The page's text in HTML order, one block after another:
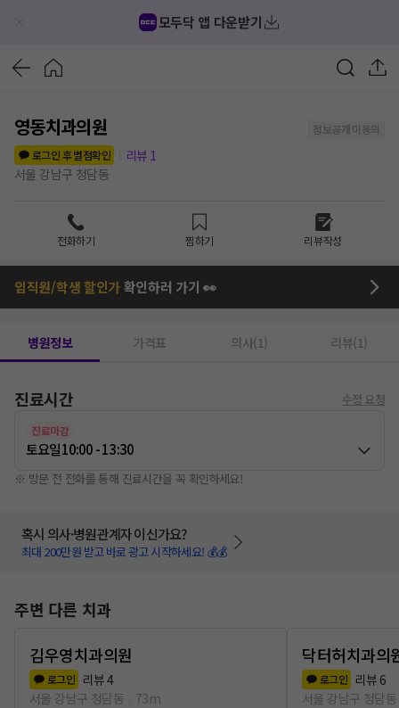
모두닥 앱 다운받기
영동치과의원
정보공개 미동의
로그인 후 별점확인
리뷰 1
서울 강남구 청담동
전화하기 찜하기 리뷰작성
임직원/학생 할인가확인하러 가기 👀
병원정보 가격표 의사(1) 리뷰(1)
진료시간 수정 요청
진료마감
토요일10:00 - 13:30
※ 방문 전 전화를 통해 진료시간을 꼭 확인하세요!
혹시 의사·병원관계자 이신가요?
최대 200만원 받고 바로 광고 시작하세요! 💰💰
주변 다른 치과
김우영치과의원
로그인 리뷰4
서울 강남구 청담동
73m
닥터허치과의
로그인 리뷰 6
서울 강남구 청담동